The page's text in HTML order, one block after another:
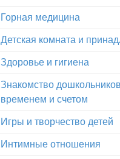
Горная медицина
Детская комната и
Здоровье и гигиена
Знакомство
временем и счетом
Игры и творчество детей
Интимные отношения